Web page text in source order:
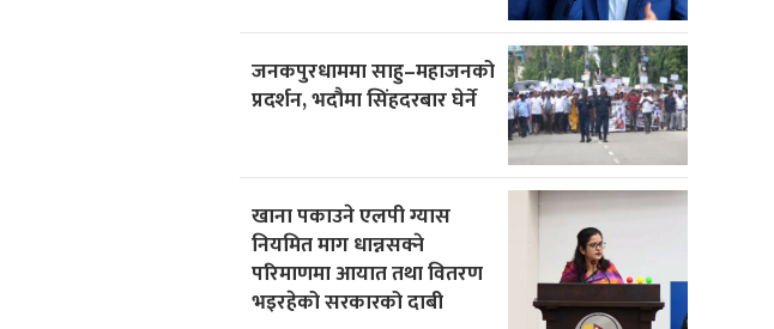
जनकपुरधाममा साहु–महाजनको
प्रदर्शन, भदौमा सिंहदरबार घेर्ने
खाना पकाउने एलपी ग्यास
नियमित माग धान्नसक्ने
परिमाणमा आयात तथा वितरण
भइरहेको सरकारको दाबी